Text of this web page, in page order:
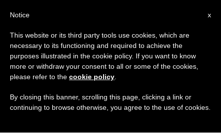
DAY
April 8th, 2008
DERNIÈRES NOUVELLES
x
Notice
This website or its third party tools use cookies, which are
necessary to its functioning and required to achieve the
purposes illustrated in the cookie policy. If you want to know
more or withdraw your consent to all or some of the cookies,
please refer to the cookie policy
By closing this banner, scrolling this page, clicking a link or
continuing to browse otherwise, you agree to the use of cookies.